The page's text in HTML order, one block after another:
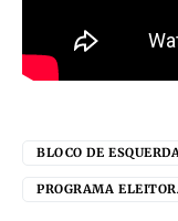
BLOCO DE
PROGRAMA